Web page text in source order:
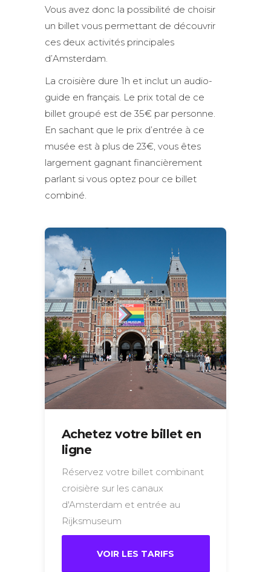
Vous avez donc la possibilité de choisir
un billet vous permettant de découvrir
ces deux activités principales
d’Amsterdam.
La croisière dure 1h et inclut un audio-
guide en français. Le prix total de ce
billet groupé est de 35€ par personne.
En sachant que le prix d’entrée à ce
musée est à plus de 23€, vous êtes
largement gagnant financièrement
parlant si vous optez pour ce billet
combiné.
Achetez votre billet en
ligne
Réservez votre billet combinant
croisière sur les canaux
d'Amsterdam et entrée au
Rijksmuseum
VOIR LES TARIFS